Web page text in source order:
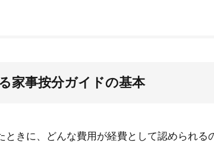
決め方
家事按分ガイドの基本
ときに、どんな費用が経費として認められる